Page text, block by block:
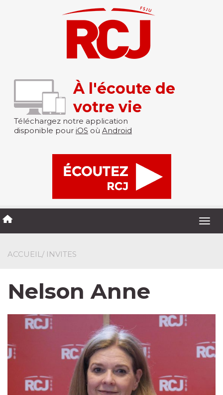
À l'écoute de
votre vie
Téléchargez notre application
disponible pour iOS où Android
ACCUEIL/ INVITES
Nelson Anne